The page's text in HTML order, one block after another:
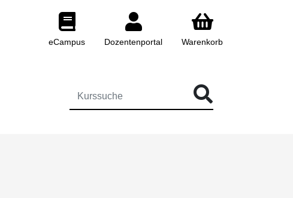
eCampus Dozentenportal Warenkorb